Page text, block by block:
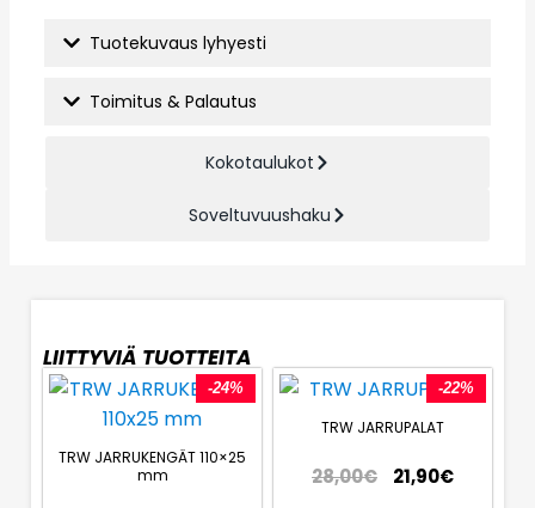
Tuotekuvaus lyhyesti
Toimitus & Palautus
Kokotaulukot
Soveltuvuushaku
LIITTYVIÄ TUOTTEITA
-24%
TRW JARRUKENGÄT 110×25
mm
-22%
TRW JARRUPALAT
28,00€ 21,90€